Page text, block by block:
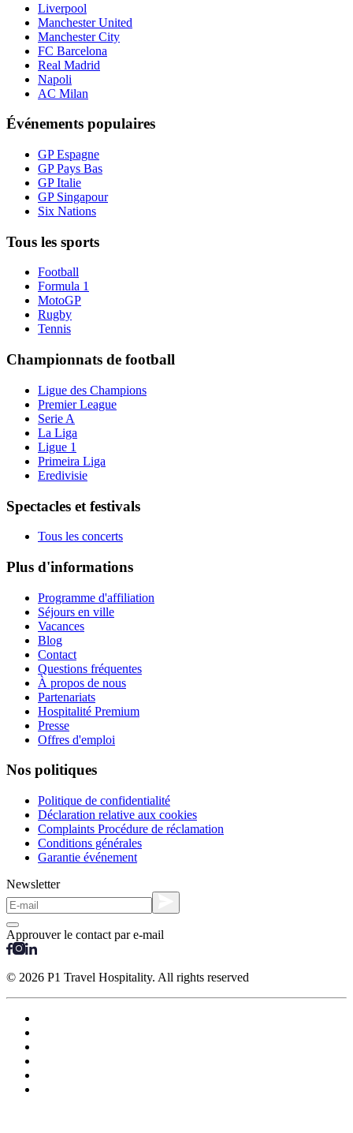
Liverpool
Manchester United
Manchester City
FC Barcelona
Real Madrid
Napoli
AC Milan
Événements populaires
GP Espagne
GP Pays Bas
GP Italie
GP Singapour
Six Nations
Tous les sports
Football
Formula 1
MotoGP
Rugby
Tennis
Championnats de football
Ligue des Champions
Premier League
Serie A
La Liga
Ligue 1
Primeira Liga
Eredivisie
Spectacles et festivals
Tous les concerts
Plus d'informations
Programme d'affiliation
Séjours en ville
Vacances
Blog
Contact
Questions fréquentes
À propos de nous
Partenariats
Hospitalité Premium
Presse
Offres d'emploi
Nos politiques
Politique de confidentialité
Déclaration relative aux cookies
Complaints Procédure de réclamation
Conditions générales
Garantie événement
Newsletter
Approuver le contact par e-mail
© 2026 P1 Travel Hospitality. All rights reserved